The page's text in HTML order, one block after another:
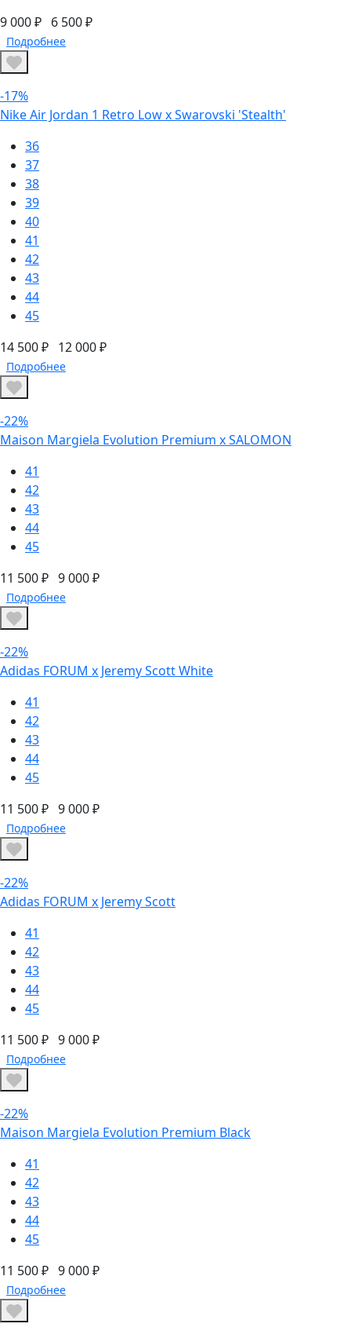
9 000 ₽ 6 500 ₽
Подробнее
-17%
Nike Air Jordan 1 Retro Low x Swarovski 'Stealth'
36
37
38
39
40
41
42
43
44
45
14 500 ₽ 12 000 ₽
Подробнее
-22%
Maison Margiela Evolution Premium х SALOMON
41
42
43
44
45
11 500 ₽ 9 000 ₽
Подробнее
-22%
Adidas FORUM х Jeremy Scott White
41
42
43
44
45
11 500 ₽ 9 000 ₽
Подробнее
-22%
Adidas FORUM х Jeremy Scott
41
42
43
44
45
11 500 ₽ 9 000 ₽
Подробнее
-22%
Maison Margiela Evolution Premium Black
41
42
43
44
45
11 500 ₽ 9 000 ₽
Подробнее